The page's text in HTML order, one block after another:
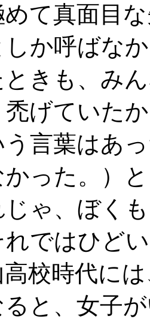
て真面目
しか呼ばな
きも、み
げていた
う言葉はあ
かった。）
ゃ、ぼく
れではひど
高校時代に
と、女子